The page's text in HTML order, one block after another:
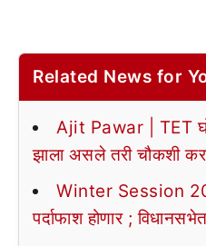
Related News for
Ajit Pawar | TET
झाला असले तरी चौकशी
Winter Session
पर्दाफाश होणार ;